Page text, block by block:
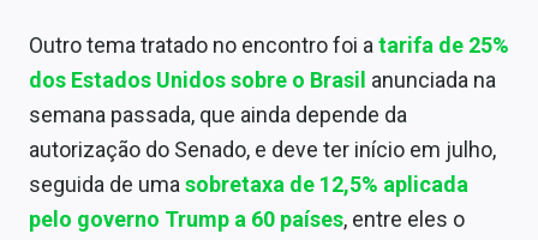
Outro tema tratado no encontro foi atarifa de 25%
dos Estados Unidos sobre o Brasil anunciada na
semana passada, que ainda depende da
autorização do Senado, e deve ter início em julho,
seguida de umasobretaxa de 12,5% aplicada
pelo governo Trump a 60 países, entre eles o